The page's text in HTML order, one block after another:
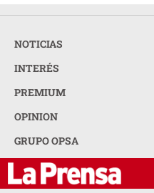
NOTICIAS
INTERÉS
PREMIUM
OPINION
GRUPO OPSA